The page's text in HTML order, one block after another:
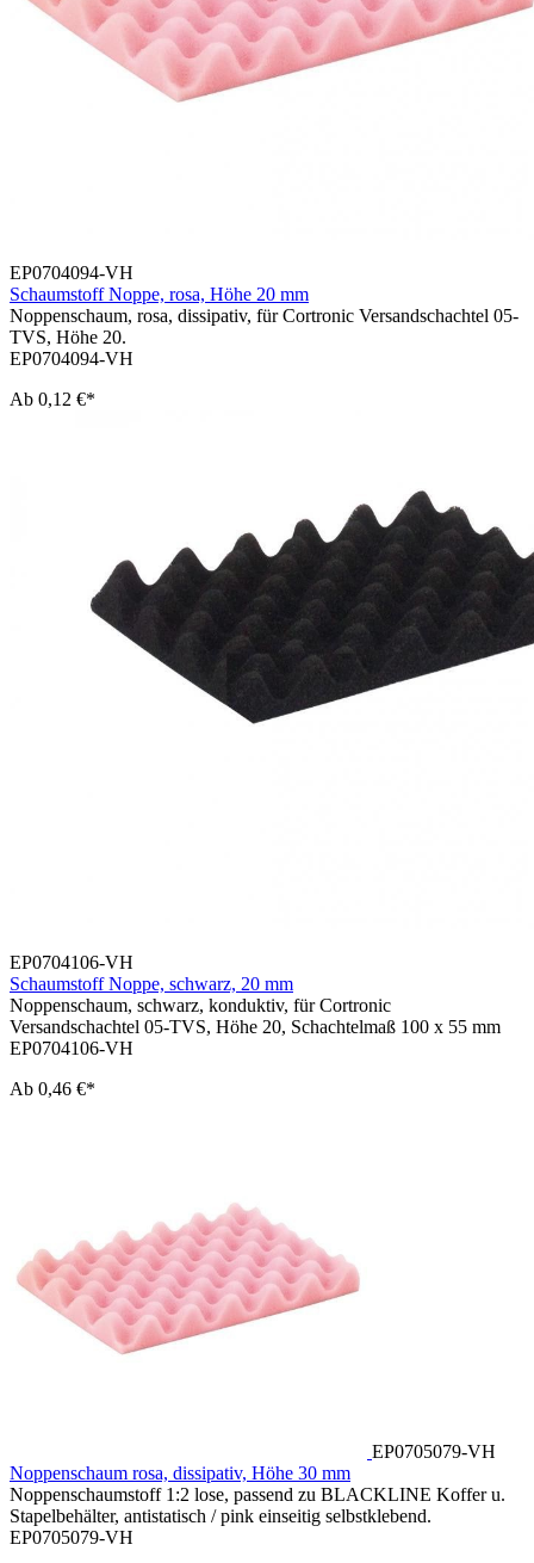
EP0704094-VH
Schaumstoff Noppe, rosa, Höhe 20 mm
Noppenschaum, rosa, dissipativ, für Cortronic Versandschachtel 05-
TVS, Höhe 20.
EP0704094-VH
Ab 0,12 €*
EP0704106-VH
Schaumstoff Noppe, schwarz, 20 mm
Noppenschaum, schwarz, konduktiv, für Cortronic
Versandschachtel 05-TVS, Höhe 20, Schachtelmaß 100 x 55 mm
EP0704106-VH
Ab 0,46 €*
EP0705079-VH
Noppenschaum rosa, dissipativ, Höhe 30 mm
Noppenschaumstoff 1:2 lose, passend zu BLACKLINE Koffer u.
Stapelbehälter, antistatisch / pink einseitig selbstklebend.
EP0705079-VH